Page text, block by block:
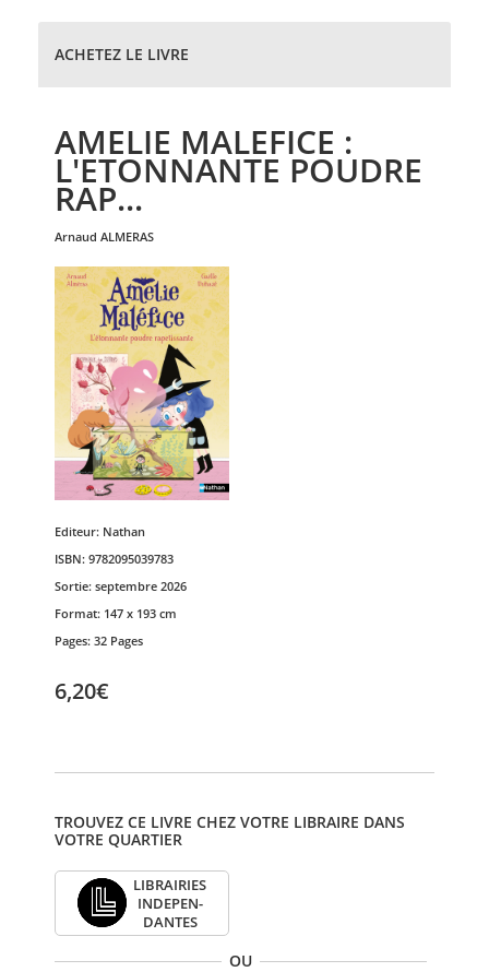
ACHETEZ LE LIVRE
AMELIE MALEFICE :
L'ETONNANTE POUDRE
RAP...
arnaud ALMERAS
Editeur: Nathan
ISBN: 9782095039783
Sortie: septembre 2026
Format: 147 x 193 cm
Pages: 32 Pages
6,20€
TROUVEZ CE LIVRE CHEZ VOTRE LIBRAIRE DANS
VOTRE QUARTIER
LIBRAI­RIES
INDE­PEN­
DANTES
OU